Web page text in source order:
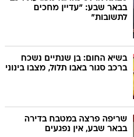
בבאר שבע: "עדיין מחכים
לתשובות"
בשיא החום: בן שנתיים נשכח
ברכב סגור באבו תלול, מצבו בינוני
שריפה פרצה במטבח בדירה
בבאר שבע, אין נפגעים